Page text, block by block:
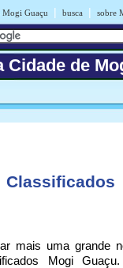
Mogi Guaçu | busca | sobre
Cidade de
mais uma grande
Mogi